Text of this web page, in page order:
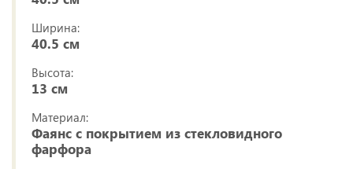
Ширина:
40.5 см
Высота:
13 см
Материал:
Фаянс с покрытием из стекловидного
фарфора